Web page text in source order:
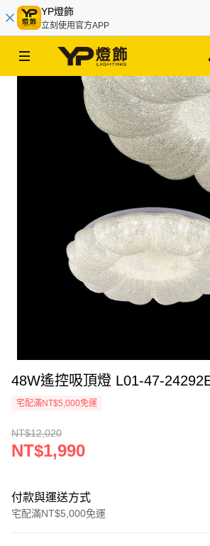
YP燈飾
立刻使用官方APP
48W遙控吸頂燈 L01-47-
宅配滿NT$5,000免運
NT$12,020
NT$1,990
付款與運送方式
宅配滿NT$5,000免運